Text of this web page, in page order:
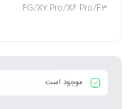
4G/X7 Pro/X6 Pro/F3
موجود است